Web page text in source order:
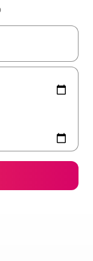
mũi tên lên và